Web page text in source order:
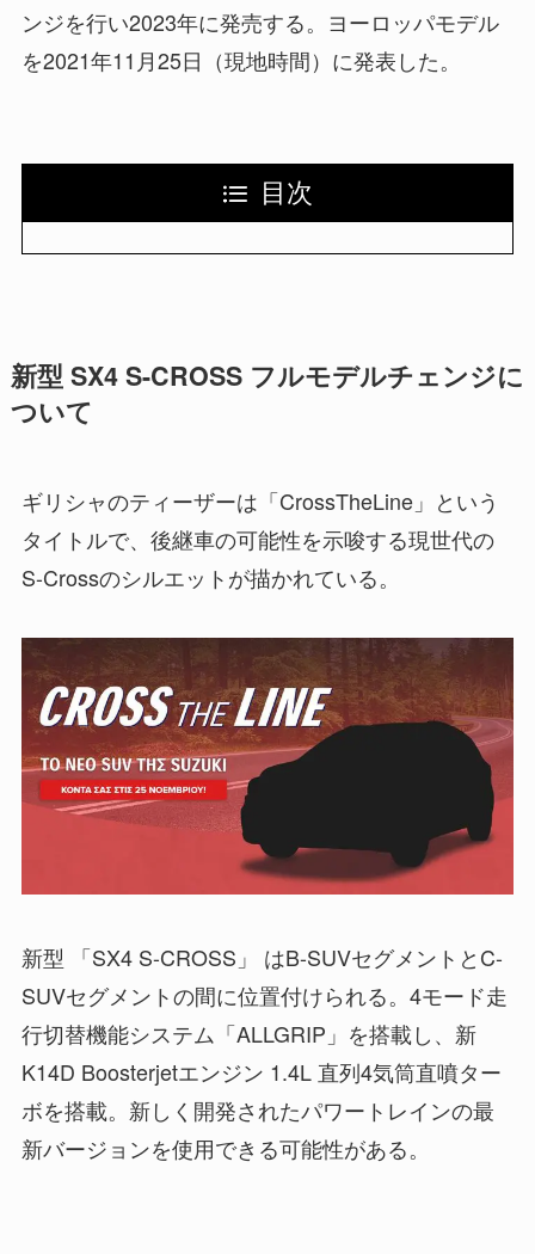
ンジを行い2023年に発売する。ヨーロッパモデル
を2021年11月25日（現地時間）に発表した。
目次
新型 SX4 S-CROSS フルモデルチェンジに
ついて
ギリシャのティーザーは「CrossTheLine」という
タイトルで、後継車の可能性を示唆する現世代の
S-Crossのシルエットが描かれている。
新型 「SX4 S-CROSS」 はB-SUVセグメントとC-
SUVセグメントの間に位置付けられる。4モード走
行切替機能システム「ALLGRIP」を搭載し、新
K14D Boosterjetエンジン 1.4L 直列4気筒直噴ター
ボを搭載。新しく開発されたパワートレインの最
新バージョンを使用できる可能性がある。